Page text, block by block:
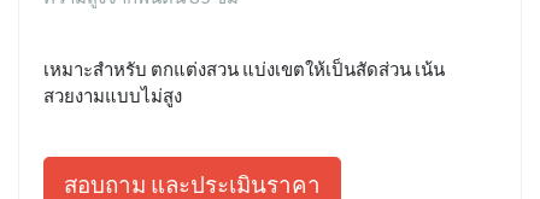
เหมาะสำหรับ ตกแต่งสวน แบ่งเขตให้เป็นสัดส่วน เน้น
สวยงามแบบไม่สูง
สอบถาม และประเมินราคา